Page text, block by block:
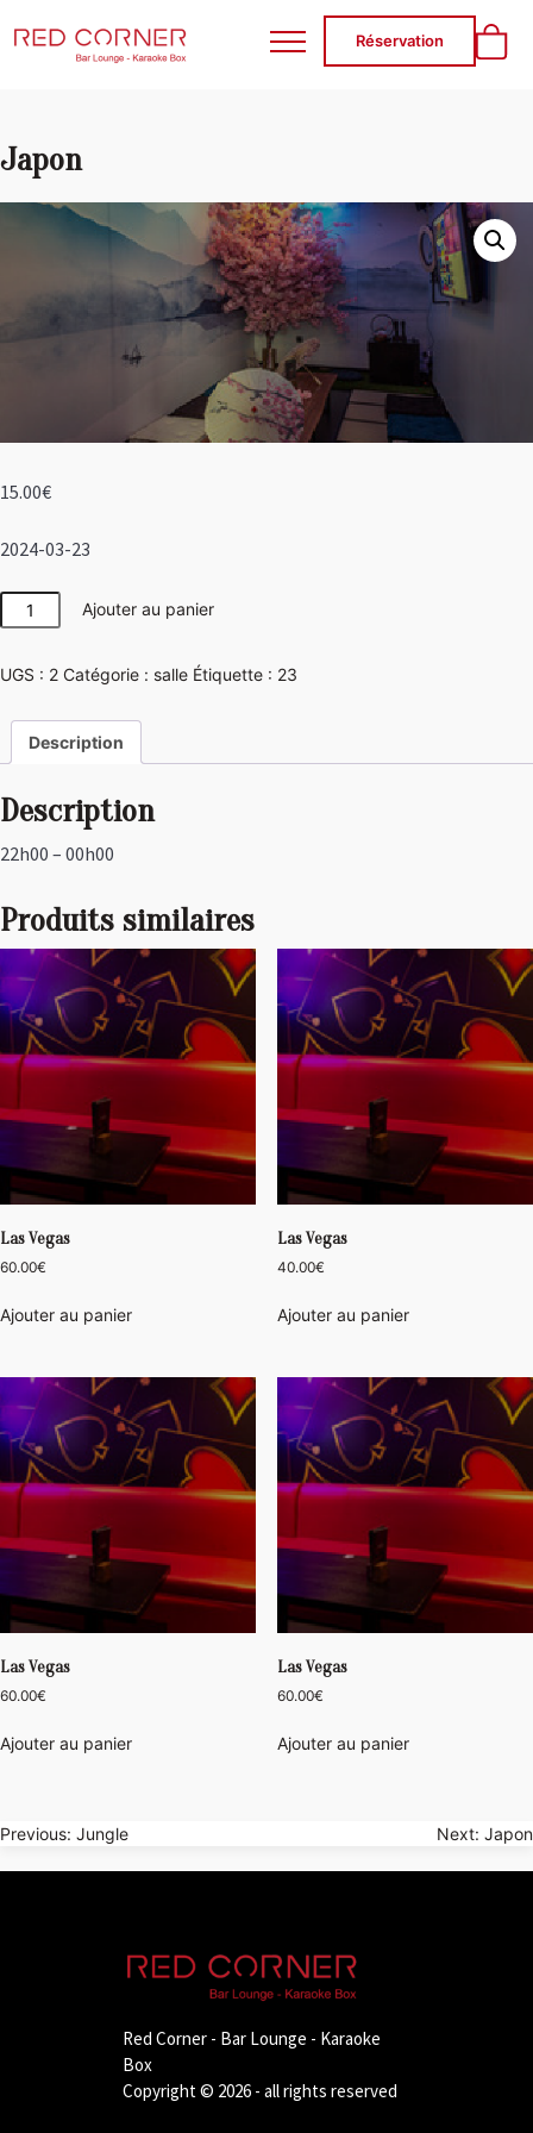
RED CORNER
Réservation
Japon
15.00€
2024-03-23
quantité
de
Ajouter au panier
UGS : 2 Catégorie : salle Étiquette : 23
Description
Description
22h00 – 00h00
Produits similaires
Las Vegas
60.00€
Ajouter au panier
Las Vegas
40.00€
Ajouter au panier
Las Vegas
60.00€
Ajouter au panier
Las Vegas
60.00€
Ajouter au panier
Navigation
de
Previous: Jungle Next: Japon
Red Corner - Bar Lounge - Karaoke
Box
Copyright © 2026 - all rights reserved